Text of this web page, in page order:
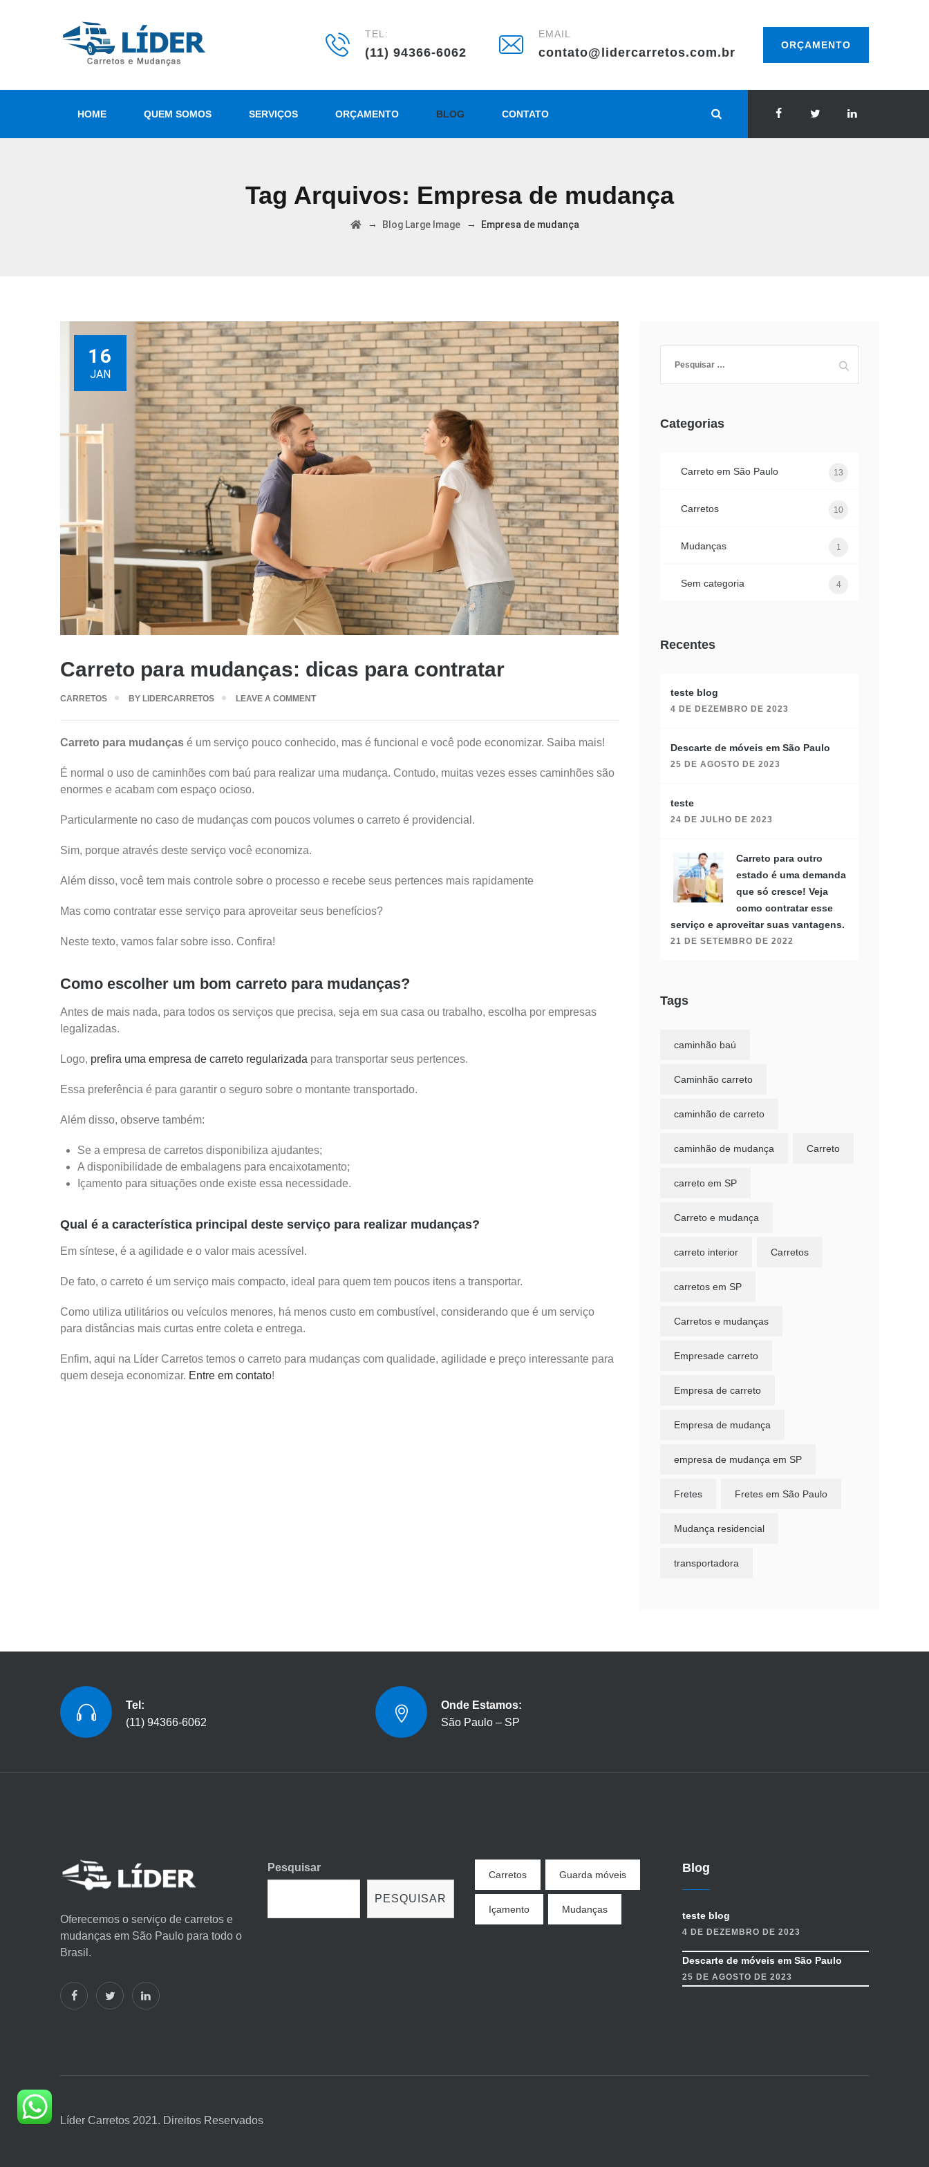
TEL:
(11) 94366-6062
EMAIL
contato@lidercarretos.com.br
ORÇAMENTO
HOME QUEM SOMOS SERVIÇOS ORÇAMENTO BLOG CONTATO
Tag Arquivos: Empresa de mudança
→ Blog Large Image→ Empresa de mudança
16
JAN
Carreto para mudanças: dicas para contratar
CARRETOS BY LIDERCARRETOS LEAVE A COMMENT
Carreto para mudanças é um serviço pouco conhecido, mas é funcional e você pode economizar. Saiba mais!
É normal o uso de caminhões com baú para realizar uma mudança. Contudo, muitas vezes esses caminhões são
enormes e acabam com espaço ocioso.
Particularmente no caso de mudanças com poucos volumes o carreto é providencial.
Sim, porque através deste serviço você economiza.
Além disso, você tem mais controle sobre o processo e recebe seus pertences mais rapidamente
Mas como contratar esse serviço para aproveitar seus benefícios?
Neste texto, vamos falar sobre isso. Confira!
Como escolher um bom carreto para mudanças?
Antes de mais nada, para todos os serviços que precisa, seja em sua casa ou trabalho, escolha por empresas
legalizadas.
Logo, prefira uma empresa de carreto regularizada para transportar seus pertences.
Essa preferência é para garantir o seguro sobre o montante transportado.
Além disso, observe também:
Se a empresa de carretos disponibiliza ajudantes;
A disponibilidade de embalagens para encaixotamento;
Içamento para situações onde existe essa necessidade.
Qual é a característica principal deste serviço para realizar mudanças?
Em síntese, é a agilidade e o valor mais acessível.
De fato, o carreto é um serviço mais compacto, ideal para quem tem poucos itens a transportar.
Como utiliza utilitários ou veículos menores, há menos custo em combustível, considerando que é um serviço
para distâncias mais curtas entre coleta e entrega.
Enfim, aqui na Líder Carretos temos o carreto para mudanças com qualidade, agilidade e preço interessante para
quem deseja economizar. Entre em contato!
por:
Categorias
Carreto em São Paulo 13
Carretos 10
Mudanças 1
Sem categoria 4
Recentes
teste blog
4 DE DEZEMBRO DE 2023
Descarte de móveis em São Paulo
25 DE AGOSTO DE 2023
teste
24 DE JULHO DE 2023
Carreto para outro
estado é uma demanda
que só cresce! Veja
como contratar esse
serviço e aproveitar suas vantagens.
21 DE SETEMBRO DE 2022
Tags
caminhão baú
Caminhão carreto
caminhão de carreto
caminhão de mudança Carreto
carreto em SP
Carreto e mudança
carreto interior Carretos
carretos em SP
Carretos e mudanças
Empresade carreto
Empresa de carreto
Empresa de mudança
empresa de mudança em SP
Fretes Fretes em São Paulo
Mudança residencial
transportadora
Tel:
(11) 94366-6062
Onde Estamos:
São Paulo – SP
Oferecemos o serviço de carretos e
mudanças em São Paulo para todo o
Brasil.
Pesquisar
PESQUISAR
Carretos Guarda móveis
Içamento Mudanças
Blog
teste blog
4 DE DEZEMBRO DE 2023
Descarte de móveis em São Paulo
25 DE AGOSTO DE 2023
Líder Carretos 2021. Direitos Reservados